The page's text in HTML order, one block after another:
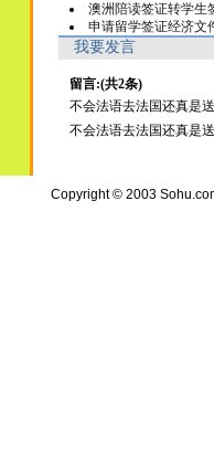
澳洲陪读签证转学生
申请留学签证经济文
我要发言
留言:(共2条)
不会法语去法国还真是
不会法语去法国还真是
Copyright © 2003